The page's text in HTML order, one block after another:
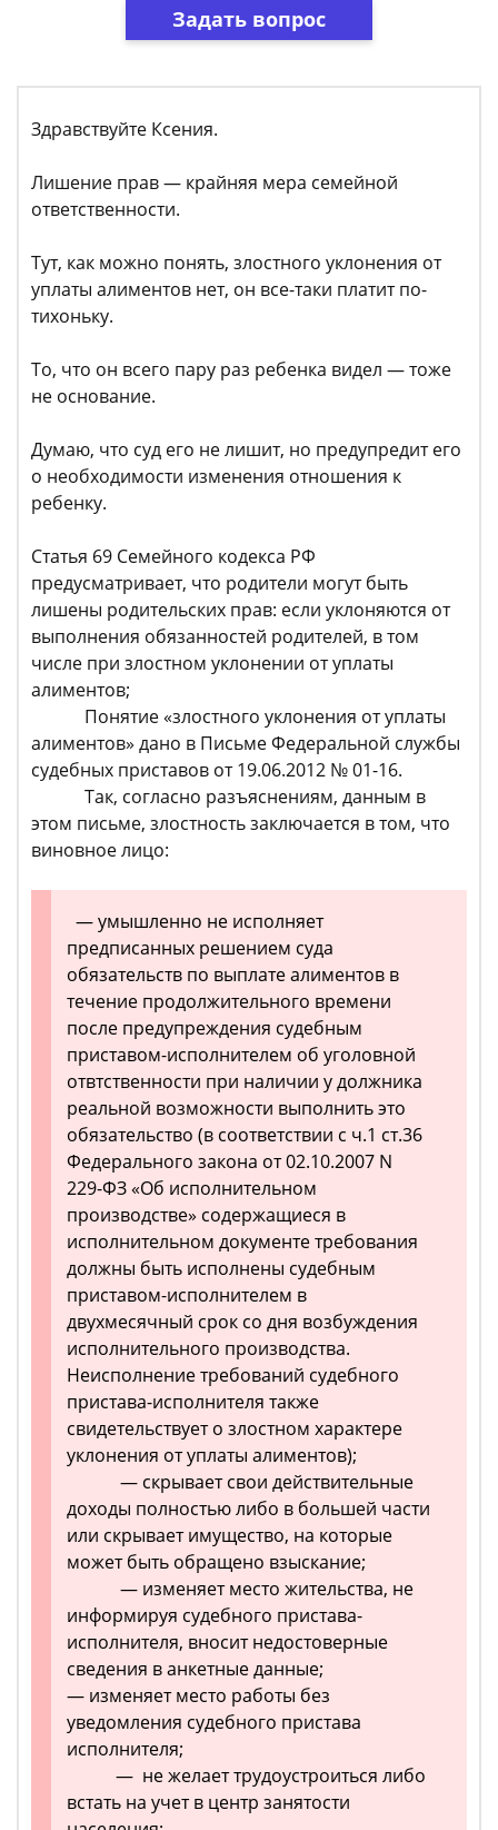
Задать вопрос
Здравствуйте Ксения.
Лишение прав — крайняя мера семейной
ответственности.
Тут, как можно понять, злостного уклонения от
уплаты алиментов нет, он все-таки платит по-
тихоньку.
То, что он всего пару раз ребенка видел — тоже
не основание.
Думаю, что суд его не лишит, но предупредит его
о необходимости изменения отношения к
ребенку.
Статья 69 Семейного кодекса РФ
предусматривает, что родители могут быть
лишены родительских прав: если уклоняются от
выполнения обязанностей родителей, в том
числе при злостном уклонении от уплаты
алиментов;
Понятие «злостного уклонения от уплаты
алиментов» дано в Письме Федеральной службы
судебных приставов от 19.06.2012 № 01-16.
Так, согласно разъяснениям, данным в
этом письме, злостность заключается в том, что
виновное лицо:
— умышленно не исполняет
предписанных решением суда
обязательств по выплате алиментов в
течение продолжительного времени
после предупреждения судебным
приставом-исполнителем об уголовной
отвтственности при наличии у должника
реальной возможности выполнить это
обязательство (в соответствии с ч.1 ст.36
Федерального закона от 02.10.2007 N
229-ФЗ «Об исполнительном
производстве» содержащиеся в
исполнительном документе требования
должны быть исполнены судебным
приставом-исполнителем в
двухмесячный срок со дня возбуждения
исполнительного производства.
Неисполнение требований судебного
пристава-исполнителя также
свидетельствует о злостном характере
уклонения от уплаты алиментов);
— скрывает свои действительные
доходы полностью либо в большей части
или скрывает имущество, на которые
может быть обращено взыскание;
— изменяет место жительства, не
информируя судебного пристава-
исполнителя, вносит недостоверные
сведения в анкетные данные;
— изменяет место работы без
уведомления судебного пристава
исполнителя;
— не желает трудоустроиться либо
встать на учет в центр занятости